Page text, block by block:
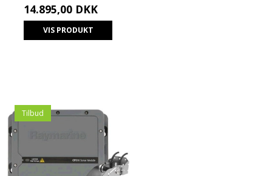
14.895,00 DKK
VIS PRODUKT
Tilbud